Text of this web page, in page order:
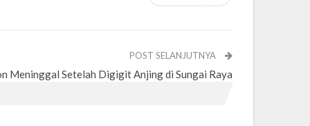
POST SELANJUTNYA
Meninggal Setelah Digigit Anjing di Sungai Raya